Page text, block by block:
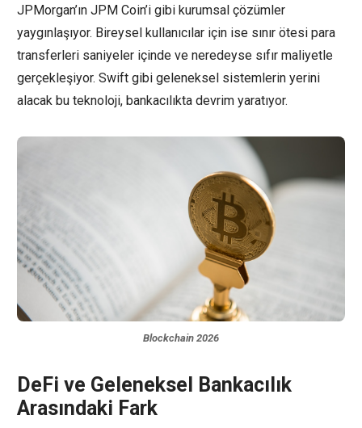
JPMorgan’ın JPM Coin’i gibi kurumsal çözümler
yaygınlaşıyor. Bireysel kullanıcılar için ise sınır ötesi para
transferleri saniyeler içinde ve neredeyse sıfır maliyetle
gerçekleşiyor. Swift gibi geleneksel sistemlerin yerini
alacak bu teknoloji, bankacılıkta devrim yaratıyor.
Blockchain 2026
DeFi ve Geleneksel Bankacılık
Arasındaki Fark